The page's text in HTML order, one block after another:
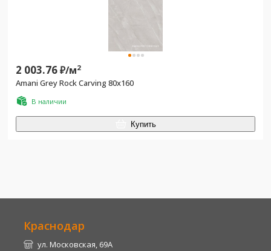
2 003.76₽/м2
Amani Grey Rock Carving 80x160
В наличии
Купить
Краснодар
ул. Московская, 69А